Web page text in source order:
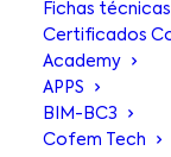
Fichas técnicas
Certificados
Academy
APPS
BIM-BC3
Cofem Tech